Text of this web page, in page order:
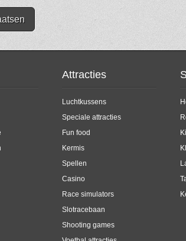
Attracties
Luchtkussens
Speciale attracties
Fun food
Kermis
Spellen
Casino
Race simulators
Slotracebaan
Shooting games